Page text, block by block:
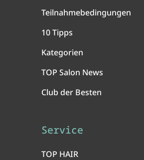
Teilnahmebedingungen
10 Tipps
Kategorien
TOP Salon News
Club der Besten
Service
TOP HAIR